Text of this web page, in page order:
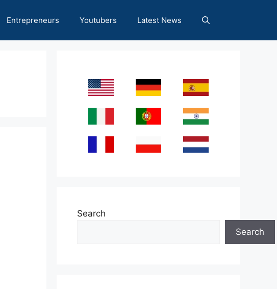
Entrepreneurs Youtubers Latest News
Search
Search